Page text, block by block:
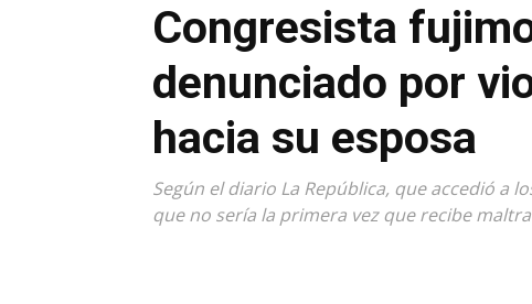
Congresista
denunciado por
hacia su esposa
Según el diario La República, que accedió a
que no sería la primera vez que recibe